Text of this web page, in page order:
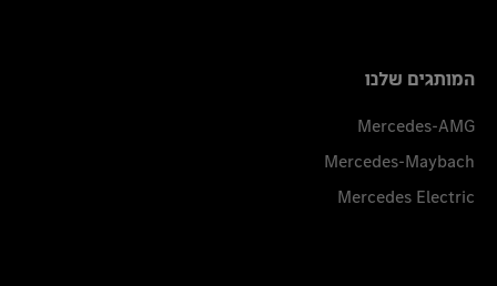
המותגים שלנו
Mercedes-AMG
Mercedes-Maybach
Mercedes Electric